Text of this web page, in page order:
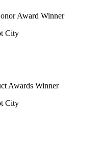
Award Winner
City
Awards Winner
City